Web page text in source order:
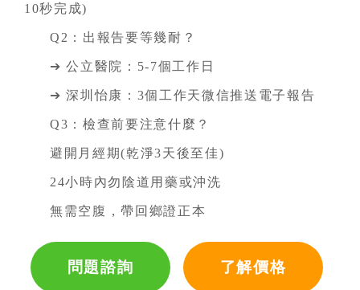
10秒完成)
Q2：出報告要等幾耐？
➔ 公立醫院：5-7個工作日
➔ 深圳怡康：3個工作天微信推送電子報告
Q3：檢查前要注意什麼？
避開月經期(乾淨3天後至佳)
24小時內勿陰道用藥或沖洗
無需空腹，帶回鄉證正本
問題諮詢 了解價格